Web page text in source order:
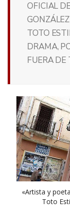
OFICIAL
TOTO
DRAMA,
FUERA DE
«Artista y
Toto